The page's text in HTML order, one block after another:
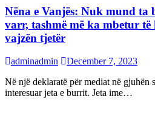
Nëna e Vanjës: Nuk mund ta
varr, tashmë më ka mbetur të
vajzën tjetër
adminadmin
December 7, 2023
Në një deklaratë për mediat në gjuhën
interesuar jeta e burrit. Jeta ime…